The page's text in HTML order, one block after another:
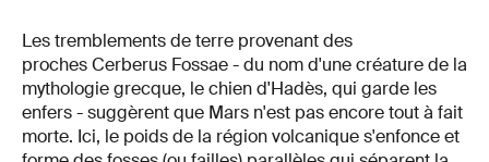
Les tremblements de terre provenant des
proches Cerberus Fossae - du nom d'une créature de la
mythologie grecque, le chien d'Hadès, qui garde les
enfers - suggèrent que Mars n'est pas encore tout à fait
morte. Ici, le poids de la région volcanique s'enfonce et